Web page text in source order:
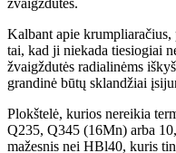
Kalbant apie
tai, kad ji niekada tiesiogiai
žvaigždutės radialinėms
grandinė būtų sklandžiai
Plokštelė, kurios nereikia
Q235, Q345 (16Mn) arba
mažesnis nei HBl40, kuris